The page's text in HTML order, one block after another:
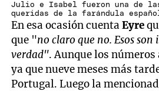
Julio e Isabel fueron una de
queridas de la farándula
En esa ocasión cuentaEyre
que "no claro que no. Esos son
verdad". Aunque los
ya que nueve meses más
Portugal. Luego la